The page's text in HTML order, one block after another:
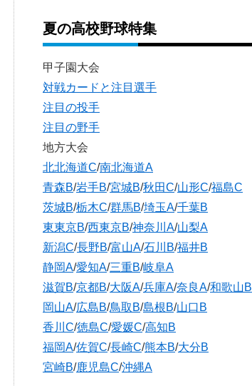
夏の高校野球特集
甲子園大会
対戦カードと注目選手
注目の投手
注目の野手
地方大会
北北海道C/南北海道A
青森B/岩手B/宮城B/秋田C/山形C/福島C
茨城B/栃木C/群馬B/埼玉A/千葉B
東東京B/西東京B/神奈川A/山梨A
新潟C/長野B/富山A/石川B/福井B
静岡A/愛知A/三重B/岐阜A
滋賀B/京都B/大阪A/兵庫A/奈良A/和歌山B
岡山A/広島B/鳥取B/島根B/山口B
香川C/徳島C/愛媛C/高知B
福岡A/佐賀C/長崎C/熊本B/大分B
宮崎B/鹿児島C/沖縄A